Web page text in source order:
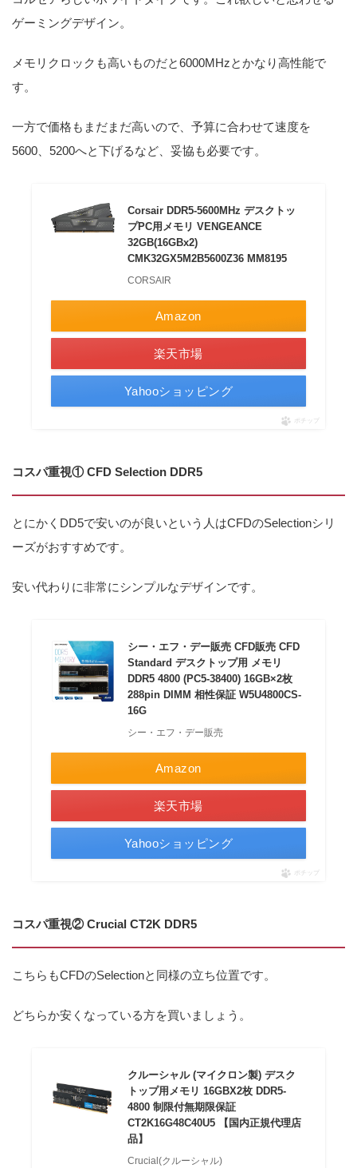
ゲーミングデザイン。
メモリクロックも高いものだと6000MHzとかなり高性能で
す。
一方で価格もまだまだ高いので、予算に合わせて速度を
5600、5200へと下げるなど、妥協も必要です。
Corsair DDR5-5600MHz デスクトッ
プPC用メモリ VENGEANCE
32GB(16GBx2)
CMK32GX5M2B5600Z36 MM8195
CORSAIR
Amazon
楽天市場
Yahooショッピング
ポチップ
コスパ重視① CFD Selection DDR5
とにかくDD5で安いのが良いという人はCFDのSelectionシリ
ーズがおすすめです。
安い代わりに非常にシンプルなデザインです。
シー・エフ・デー販売 CFD販売 CFD
Standard デスクトップ用 メモリ
DDR5 4800 (PC5-38400) 16GB×2枚
288pin DIMM 相性保証 W5U4800CS-
16G
シー・エフ・デー販売
Amazon
楽天市場
Yahooショッピング
ポチップ
コスパ重視② Crucial CT2K DDR5
こちらもCFDのSelectionと同様の立ち位置です。
どちらか安くなっている方を買いましょう。
クルーシャル (マイクロン製) デスク
トップ用メモリ 16GBX2枚 DDR5-
4800 制限付無期限保証
CT2K16G48C40U5 【国内正規代理店
品】
Crucial(クルーシャル)